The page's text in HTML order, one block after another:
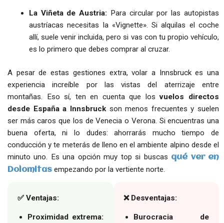
La Viñeta de Austria: Para circular por las autopistas
austríacas necesitas la «Vignette». Si alquilas el coche
allí, suele venir incluida, pero si vas con tu propio vehículo,
es lo primero que debes comprar al cruzar.
A pesar de estas gestiones extra, volar a Innsbruck es una
experiencia increíble por las vistas del aterrizaje entre
montañas. Eso sí, ten en cuenta que losvuelos directos
desde España a Innsbruckson menos frecuentes y suelen
ser más caros que los de Venecia o Verona. Si encuentras una
buena oferta, ni lo dudes: ahorrarás mucho tiempo de
conducción y te meterás de lleno en el ambiente alpino desde el
minuto uno. Es una opción muy top si buscas qué ver en
Dolomitas empezando por la vertiente norte.
✅ Ventajas:
Proximidad extrema:
❌ Desventajas:
Burocracia de